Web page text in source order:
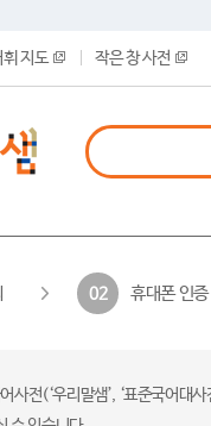
휘 지도 작은 창 사전
02 휴대폰 인증
사전(‘우리말샘’, ‘표준국어대